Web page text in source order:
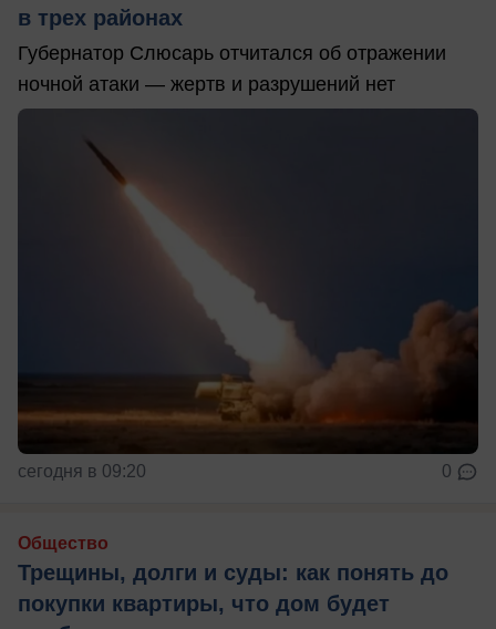
в трех районах
Губернатор Слюсарь отчитался об отражении
ночной атаки — жертв и разрушений нет
сегодня в 09:20 0
Общество
Трещины, долги и суды: как понять до
покупки квартиры, что дом будет